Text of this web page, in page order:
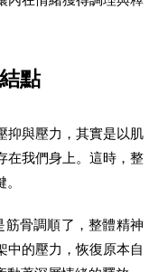
點
抑與壓力，其實是以肌
在我們身上。這時，整
筋骨調順了，整體精神
中的壓力，恢復原本自